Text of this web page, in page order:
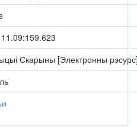
Скарыны [Электронны